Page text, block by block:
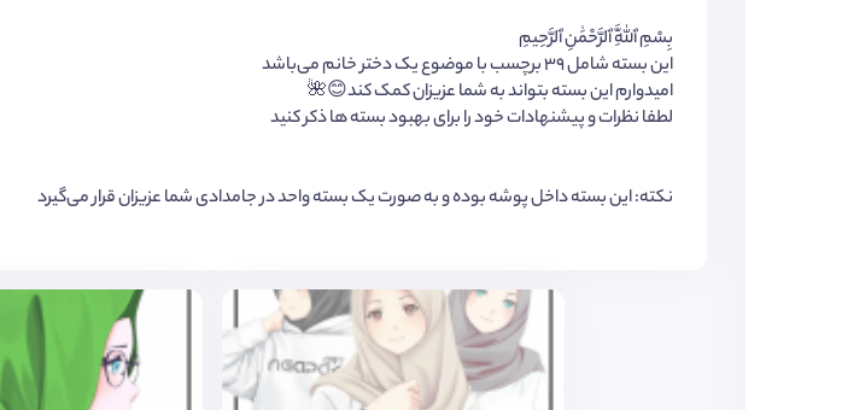
بِسْمِ ٱللَّٰهِ ٱلرَّحْمَٰنِ ٱلرَّحِيمِ
این بسته شامل ۳۹ برچسب با موضوع یک دختر خانم می‌باشد
امیدوارم این بسته بتواند به شما عزیزان کمک کند😊🌺
لطفا نظرات و پیشنهادات خود را برای بهبود بسته ها ذکر کنید
نکته: این بسته داخل پوشه بوده و به صورت یک بسته واحد در جامدادی شما عزیزان قرار می‌گیرد